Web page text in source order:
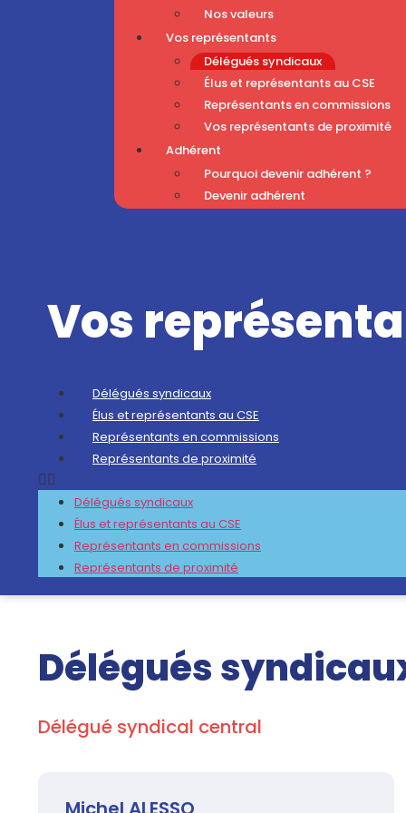
Nos valeurs
Vos représentants
Délégués syndicaux
Élus et représentants au CSE
Représentants en commissions
Vos représentants de proximité
Adhérent
Pourquoi devenir adhérent ?
Devenir adhérent
Vos
Délégués syndicaux
Élus et représentants au CSE
Représentants en commissions
Représentants de proximité
Délégués syndicaux
Élus et représentants au CSE
Représentants en commissions
Représentants de proximité
Délégués
Délégué syndical central